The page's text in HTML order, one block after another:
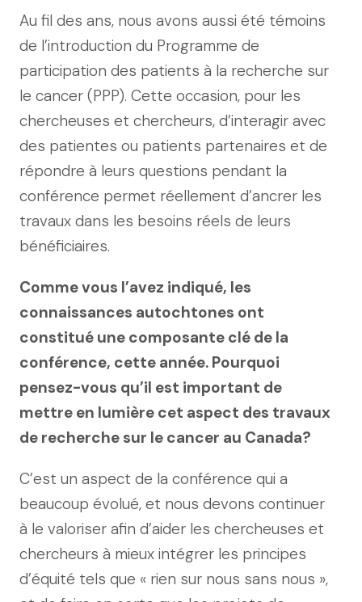
Au fil des ans, nous avons aussi été témoins
de l’introduction du Programme de
participation des patients à la recherche sur
le cancer (PPP). Cette occasion, pour les
chercheuses et chercheurs, d’interagir avec
des patientes ou patients partenaires et de
répondre à leurs questions pendant la
conférence permet réellement d’ancrer les
travaux dans les besoins réels de leurs
bénéficiaires.
Comme vous l’avez indiqué, les
connaissances autochtones ont
constitué une composante clé de la
conférence, cette année. Pourquoi
pensez-vous qu’il est important de
mettre en lumière cet aspect des travaux
de recherche sur le cancer au Canada?
C’est un aspect de la conférence qui a
beaucoup évolué, et nous devons continuer
à le valoriser afin d’aider les chercheuses et
chercheurs à mieux intégrer les principes
d’équité tels que « rien sur nous sans nous »,